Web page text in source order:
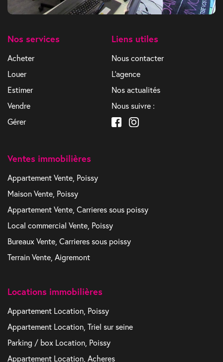
Nos services
Acheter
Louer
Estimer
Vendre
Gérer
Liens utiles
Nous contacter
L'agence
Nos actualités
Nous suivre :
Ventes immobilières
Appartement Vente, Poissy
Maison Vente, Poissy
Appartement Vente, Carrieres sous poissy
Local commercial Vente, Poissy
Bureaux Vente, Carrieres sous poissy
Terrain Vente, Aigremont
Locations immobilières
Appartement Location, Poissy
Appartement Location, Triel sur seine
Parking / box Location, Poissy
Appartement Location, Acheres